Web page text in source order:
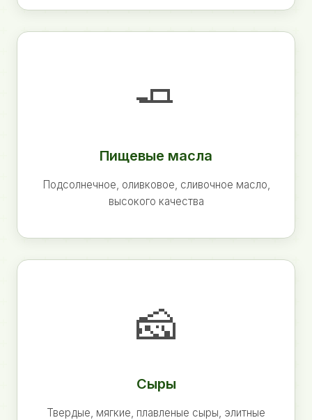
🧈
Пищевые масла
Подсолнечное, оливковое, сливочное масло,
высокого качества
🧀
Сыры
Твердые, мягкие, плавленые сыры, элитные